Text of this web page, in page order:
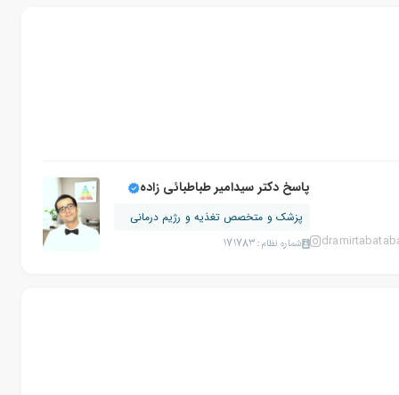
پاسخ دکتر سیدامیر طباطبائی زاده
پزشک و متخصص تغذیه و رژیم درمانی
شماره نظام: 171783